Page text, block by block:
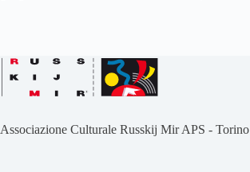
Associazione Culturale Russkij Mir APS - Torino